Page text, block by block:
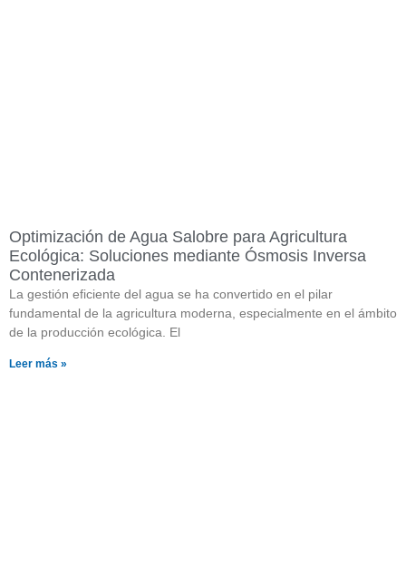
Optimización de Agua Salobre para Agricultura
Ecológica: Soluciones mediante Ósmosis Inversa
Contenerizada
La gestión eficiente del agua se ha convertido en el pilar
fundamental de la agricultura moderna, especialmente en el ámbito
de la producción ecológica. El
Leer más »